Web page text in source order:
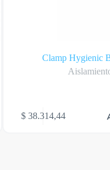
Clamp Hygienic
$38.314,44